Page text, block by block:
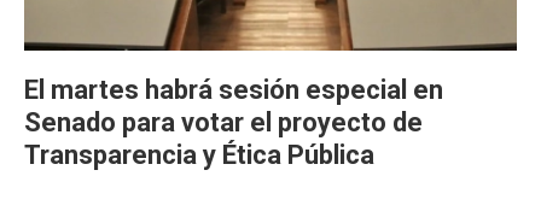
El martes habrá sesión especial en
Senado para votar el proyecto de
Transparencia y Ética Pública